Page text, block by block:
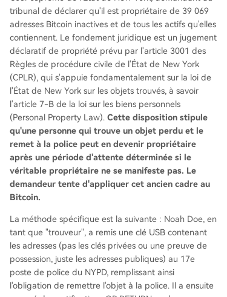
tribunal de déclarer qu'il est propriétaire de 39 069
adresses Bitcoin inactives et de tous les actifs qu'elles
contiennent. Le fondement juridique est un jugement
déclaratif de propriété prévu par l'article 3001 des
Règles de procédure civile de l'État de New York
(CPLR), qui s'appuie fondamentalement sur la loi de
l'État de New York sur les objets trouvés, à savoir
l'article 7-B de la loi sur les biens personnels
(Personal Property Law). Cette disposition stipule
qu'une personne qui trouve un objet perdu et le
remet à la police peut en devenir propriétaire
après une période d'attente déterminée si le
véritable propriétaire ne se manifeste pas. Le
demandeur tente d'appliquer cet ancien cadre au
Bitcoin.
La méthode spécifique est la suivante : Noah Doe, en
tant que "trouveur", a remis une clé USB contenant
les adresses (pas les clés privées ou une preuve de
possession, juste les adresses publiques) au 17e
poste de police du NYPD, remplissant ainsi
l'obligation de remettre l'objet à la police. Il a ensuite